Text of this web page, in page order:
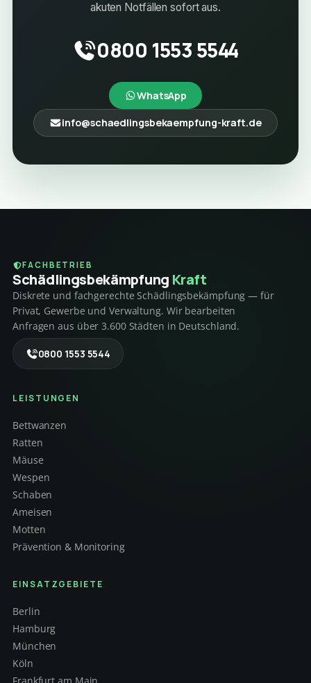
akuten Notfällen sofort aus.
0800 1553 5544
WhatsApp
info@schaedlingsbekaempfung-kraft.de
FACHBETRIEB
Schädlings­bekämpfung Kraft
Diskrete und fachgerechte Schädlingsbekämpfung — für
Privat, Gewerbe und Verwaltung. Wir bearbeiten
Anfragen aus über 3.600 Städten in Deutschland.
0800 1553 5544
LEISTUNGEN
Bettwanzen
Ratten
Mäuse
Wespen
Schaben
Ameisen
Motten
Prävention & Monitoring
EINSATZGEBIETE
Berlin
Hamburg
München
Köln